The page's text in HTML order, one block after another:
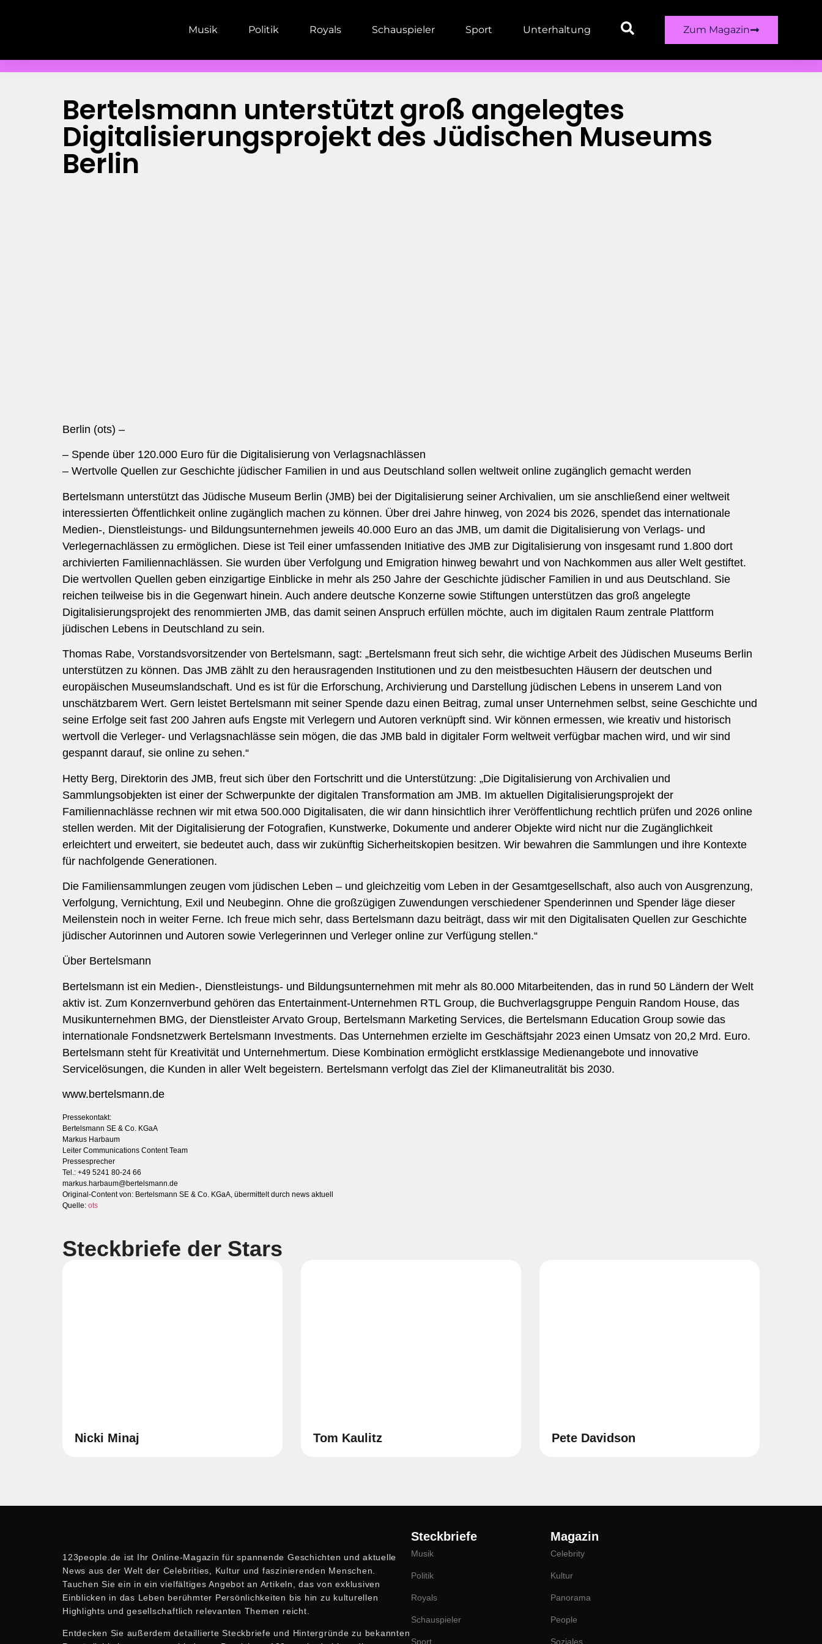
Musik Politik Royals Schauspieler Sport Unterhaltung Zum Magazin
Bertelsmann unterstützt groß angelegtes
Digitalisierungsprojekt des Jüdischen Museums
Berlin
Berlin (ots) –
– Spende über 120.000 Euro für die Digitalisierung von Verlagsnachlässen
– Wertvolle Quellen zur Geschichte jüdischer Familien in und aus Deutschland sollen weltweit online zugänglich gemacht werden
Bertelsmann unterstützt das Jüdische Museum Berlin (JMB) bei der Digitalisierung seiner Archivalien, um sie anschließend einer weltweit
interessierten Öffentlichkeit online zugänglich machen zu können. Über drei Jahre hinweg, von 2024 bis 2026, spendet das internationale
Medien-, Dienstleistungs- und Bildungsunternehmen jeweils 40.000 Euro an das JMB, um damit die Digitalisierung von Verlags- und
Verlegernachlässen zu ermöglichen. Diese ist Teil einer umfassenden Initiative des JMB zur Digitalisierung von insgesamt rund 1.800 dort
archivierten Familiennachlässen. Sie wurden über Verfolgung und Emigration hinweg bewahrt und von Nachkommen aus aller Welt gestiftet.
Die wertvollen Quellen geben einzigartige Einblicke in mehr als 250 Jahre der Geschichte jüdischer Familien in und aus Deutschland. Sie
reichen teilweise bis in die Gegenwart hinein. Auch andere deutsche Konzerne sowie Stiftungen unterstützen das groß angelegte
Digitalisierungsprojekt des renommierten JMB, das damit seinen Anspruch erfüllen möchte, auch im digitalen Raum zentrale Plattform
jüdischen Lebens in Deutschland zu sein.
Thomas Rabe, Vorstandsvorsitzender von Bertelsmann, sagt: „Bertelsmann freut sich sehr, die wichtige Arbeit des Jüdischen Museums Berlin
unterstützen zu können. Das JMB zählt zu den herausragenden Institutionen und zu den meistbesuchten Häusern der deutschen und
europäischen Museumslandschaft. Und es ist für die Erforschung, Archivierung und Darstellung jüdischen Lebens in unserem Land von
unschätzbarem Wert. Gern leistet Bertelsmann mit seiner Spende dazu einen Beitrag, zumal unser Unternehmen selbst, seine Geschichte und
seine Erfolge seit fast 200 Jahren aufs Engste mit Verlegern und Autoren verknüpft sind. Wir können ermessen, wie kreativ und historisch
wertvoll die Verleger- und Verlagsnachlässe sein mögen, die das JMB bald in digitaler Form weltweit verfügbar machen wird, und wir sind
gespannt darauf, sie online zu sehen.“
Hetty Berg, Direktorin des JMB, freut sich über den Fortschritt und die Unterstützung: „Die Digitalisierung von Archivalien und
Sammlungsobjekten ist einer der Schwerpunkte der digitalen Transformation am JMB. Im aktuellen Digitalisierungsprojekt der
Familiennachlässe rechnen wir mit etwa 500.000 Digitalisaten, die wir dann hinsichtlich ihrer Veröffentlichung rechtlich prüfen und 2026 online
stellen werden. Mit der Digitalisierung der Fotografien, Kunstwerke, Dokumente und anderer Objekte wird nicht nur die Zugänglichkeit
erleichtert und erweitert, sie bedeutet auch, dass wir zukünftig Sicherheitskopien besitzen. Wir bewahren die Sammlungen und ihre Kontexte
für nachfolgende Generationen.
Die Familiensammlungen zeugen vom jüdischen Leben – und gleichzeitig vom Leben in der Gesamtgesellschaft, also auch von Ausgrenzung,
Verfolgung, Vernichtung, Exil und Neubeginn. Ohne die großzügigen Zuwendungen verschiedener Spenderinnen und Spender läge dieser
Meilenstein noch in weiter Ferne. Ich freue mich sehr, dass Bertelsmann dazu beiträgt, dass wir mit den Digitalisaten Quellen zur Geschichte
jüdischer Autorinnen und Autoren sowie Verlegerinnen und Verleger online zur Verfügung stellen.“
Über Bertelsmann
Bertelsmann ist ein Medien-, Dienstleistungs- und Bildungsunternehmen mit mehr als 80.000 Mitarbeitenden, das in rund 50 Ländern der Welt
aktiv ist. Zum Konzernverbund gehören das Entertainment-Unternehmen RTL Group, die Buchverlagsgruppe Penguin Random House, das
Musikunternehmen BMG, der Dienstleister Arvato Group, Bertelsmann Marketing Services, die Bertelsmann Education Group sowie das
internationale Fondsnetzwerk Bertelsmann Investments. Das Unternehmen erzielte im Geschäftsjahr 2023 einen Umsatz von 20,2 Mrd. Euro.
Bertelsmann steht für Kreativität und Unternehmertum. Diese Kombination ermöglicht erstklassige Medienangebote und innovative
Servicelösungen, die Kunden in aller Welt begeistern. Bertelsmann verfolgt das Ziel der Klimaneutralität bis 2030.
www.bertelsmann.de
Pressekontakt:
Bertelsmann SE & Co. KGaA
Markus Harbaum
Leiter Communications Content Team
Pressesprecher
Tel.: +49 5241 80-24 66
markus.harbaum@bertelsmann.de
Original-Content von: Bertelsmann SE & Co. KGaA, übermittelt durch news aktuell
Quelle: ots
Steckbriefe der Stars
Nicki Minaj Tom Kaulitz Pete Davidson
123people.de ist Ihr Online-Magazin für spannende Geschichten und aktuelle
News aus der Welt der Celebrities, Kultur und faszinierenden Menschen.
Tauchen Sie ein in ein vielfältiges Angebot an Artikeln, das von exklusiven
Einblicken in das Leben berühmter Persönlichkeiten bis hin zu kulturellen
Highlights und gesellschaftlich relevanten Themen reicht.
Entdecken Sie außerdem detaillierte Steckbriefe und Hintergründe zu bekannten
Steckbriefe
Musik
Politik
Royals
Schauspieler
Sport
Magazin
Celebrity
Kultur
Panorama
People
Soziales